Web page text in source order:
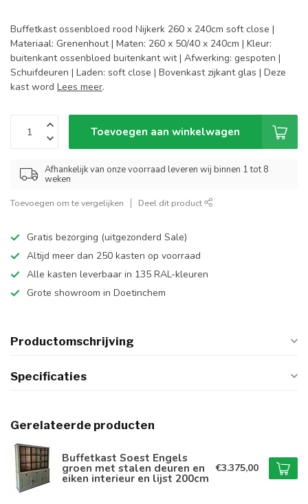
Buffetkast ossenbloed rood Nijkerk 260 x 240cm soft close |
Materiaal: Grenenhout | Maten: 260 x 50/40 x 240cm | Kleur:
buitenkant ossenbloed buitenkant wit | Afwerking: gespoten |
Schuifdeuren | Laden: soft close | Bovenkast zijkant glas | Deze
kast word Lees meer.
Toevoegen aan winkelwagen
Afhankelijk van onze voorraad leveren wij binnen 1 tot 8
weken
Toevoegen om te vergelijken Deel dit product
Gratis bezorging (uitgezonderd Sale)
Altijd meer dan 250 kasten op voorraad
Alle kasten leverbaar in 135 RAL-kleuren
Grote showroom in Doetinchem
Productomschrijving
Specificaties
Gerelateerde producten
Buffetkast Soest Engels
groen met stalen deuren en
eiken interieur en lijst 200cm
€3.375,00